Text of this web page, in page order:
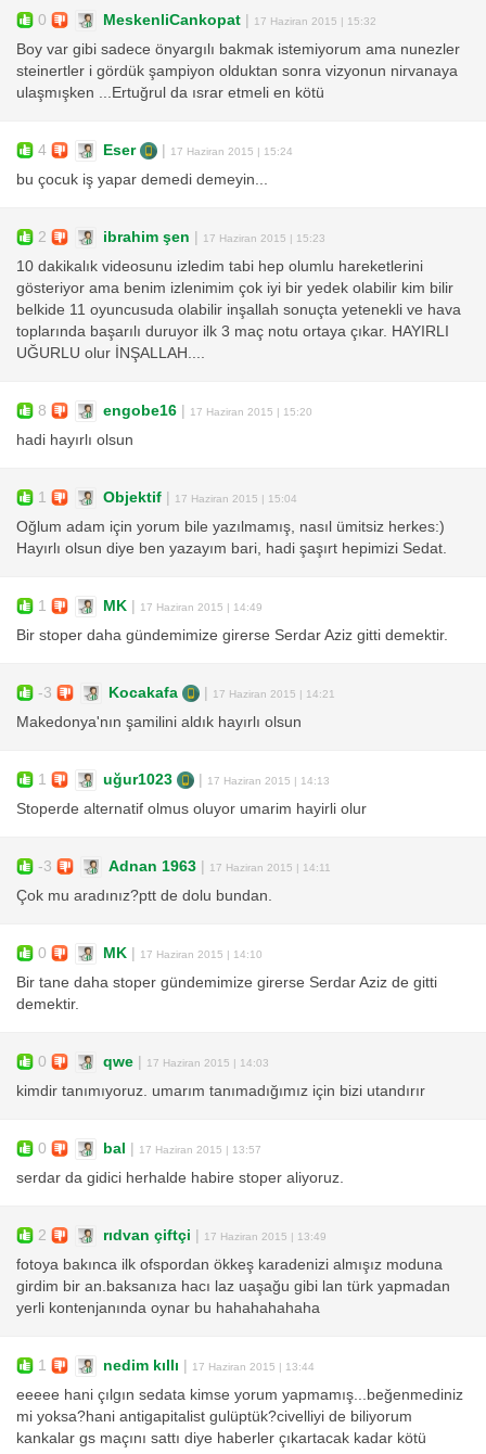
0 MeskenliCankopat 17 Haziran 2015 | 15:32
Boy var gibi sadece önyargılı bakmak istemiyorum ama nunezler
steinertler i gördük şampiyon olduktan sonra vizyonun nirvanaya
ulaşmışken ...Ertuğrul da ısrar etmeli en kötü
4 Eser 17 Haziran 2015 | 15:24
bu çocuk iş yapar demedi demeyin...
2 ibrahim şen 17 Haziran 2015 | 15:23
10 dakikalık videosunu izledim tabi hep olumlu hareketlerini
gösteriyor ama benim izlenimim çok iyi bir yedek olabilir kim bilir
belkide 11 oyuncusuda olabilir inşallah sonuçta yetenekli ve hava
toplarında başarılı duruyor ilk 3 maç notu ortaya çıkar. HAYIRLI
UĞURLU olur İNŞALLAH....
8 engobe16 17 Haziran 2015 | 15:20
hadi hayırlı olsun
1 Objektif 17 Haziran 2015 | 15:04
Oğlum adam için yorum bile yazılmamış, nasıl ümitsiz herkes:)
Hayırlı olsun diye ben yazayım bari, hadi şaşırt hepimizi Sedat.
1 MK 17 Haziran 2015 | 14:49
Bir stoper daha gündemimize girerse Serdar Aziz gitti demektir.
-3 Kocakafa 17 Haziran 2015 | 14:21
Makedonya'nın şamilini aldık hayırlı olsun
1 uğur1023 17 Haziran 2015 | 14:13
Stoperde alternatif olmus oluyor umarim hayirli olur
-3 Adnan 1963 17 Haziran 2015 | 14:11
Çok mu aradınız?ptt de dolu bundan.
0 MK 17 Haziran 2015 | 14:10
Bir tane daha stoper gündemimize girerse Serdar Aziz de gitti
demektir.
0 qwe 17 Haziran 2015 | 14:03
kimdir tanımıyoruz. umarım tanımadığımız için bizi utandırır
0 bal 17 Haziran 2015 | 13:57
serdar da gidici herhalde habire stoper aliyoruz.
2 rıdvan çiftçi 17 Haziran 2015 | 13:49
fotoya bakınca ilk ofspordan ökkeş karadenizi almışız moduna
girdim bir an.baksanıza hacı laz uaşağu gibi lan türk yapmadan
yerli kontenjanında oynar bu hahahahahaha
1 nedim kıllı 17 Haziran 2015 | 13:44
eeeee hani çılgın sedata kimse yorum yapmamış...beğenmediniz
mi yoksa?hani antigapitalist gulüptük?civelliyi de biliyorum
kankalar gs maçını sattı diye haberler çıkartacak kadar kötü